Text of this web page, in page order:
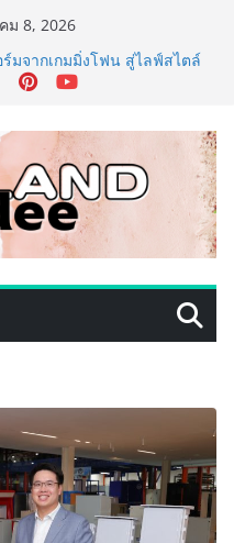
ม 8, 2026
ายฐานการผลิตสู่เอเชียตะวัน
าสตร์ระดับโลก
มุดแลนมาร์คใหม่กลางสถานี
ดเริ่มต้นครั้งสำคัญ
ตัวแชมพูอาบน้ำ และ โฟมอาบ
งธรรมชาติ “Zero-Residue”
กค้าง
ภาคกลาง “มนต์เสน่ห์เกษตร
นชิม ช้อป สินค้าเกษตร
สิงหาคมนี้ ณ ลานคนเมือง
to the World Season
ESG Tourism สืบสานพระ
องเที่ยวไทยอย่างยั่งยืน